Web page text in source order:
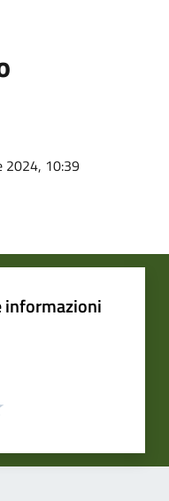
2024, 10:39
informazioni